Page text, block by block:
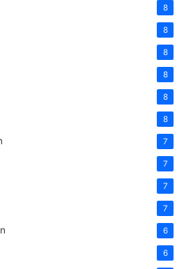
8
8
8
8
8
8
7
7
7
7
6
6